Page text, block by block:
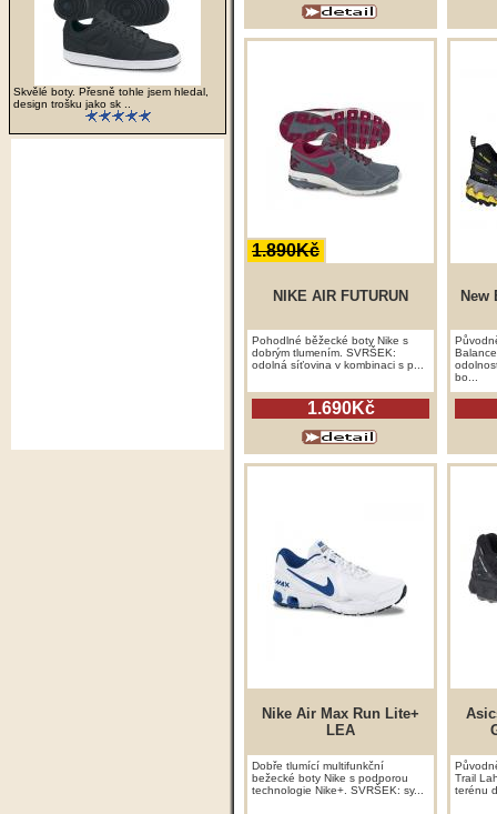
Skvělé boty. Přesně tohle jsem hledal,
design trošku jako sk ..
NIKE AIR FUTURUN
Pohodlné běžecké boty Nike s
dobrým tlumením. SVRŠEK:
odolná síťovina v kombinaci s p...
1.890Kč
1.690Kč
New
bo...
Nike Air Max Run Lite+
LEA
Dobře tlumící multifunkční
bežecké boty Nike s podporou
technologie Nike+. SVRŠEK: sy...
Trail
terénu